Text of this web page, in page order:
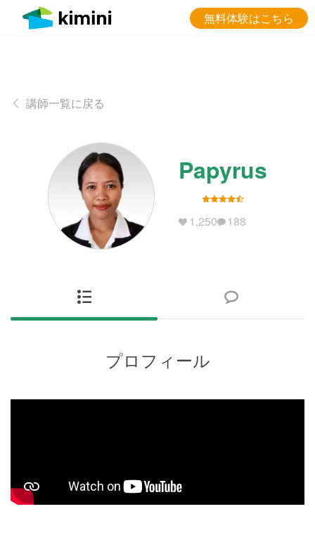
無料体験はこちら
講師一覧に戻る
Papyrus
1,250 188
プロフィール